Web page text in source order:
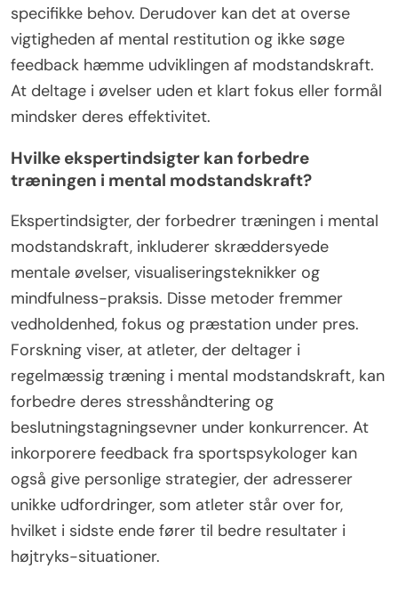
specifikke behov. Derudover kan det at overse
vigtigheden af mental restitution og ikke søge
feedback hæmme udviklingen af modstandskraft.
At deltage i øvelser uden et klart fokus eller formål
mindsker deres effektivitet.
Hvilke ekspertindsigter kan forbedre
træningen i mental modstandskraft?
Ekspertindsigter, der forbedrer træningen i mental
modstandskraft, inkluderer skræddersyede
mentale øvelser, visualiseringsteknikker og
mindfulness-praksis. Disse metoder fremmer
vedholdenhed, fokus og præstation under pres.
Forskning viser, at atleter, der deltager i
regelmæssig træning i mental modstandskraft, kan
forbedre deres stresshåndtering og
beslutningstagningsevner under konkurrencer. At
inkorporere feedback fra sportspsykologer kan
også give personlige strategier, der adresserer
unikke udfordringer, som atleter står over for,
hvilket i sidste ende fører til bedre resultater i
højtryks-situationer.